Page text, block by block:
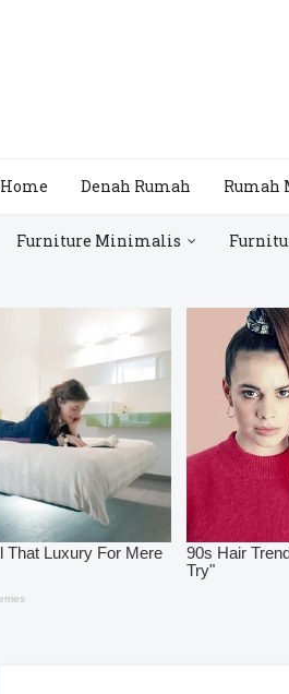
Home Denah Rumah
Furniture Minimalis